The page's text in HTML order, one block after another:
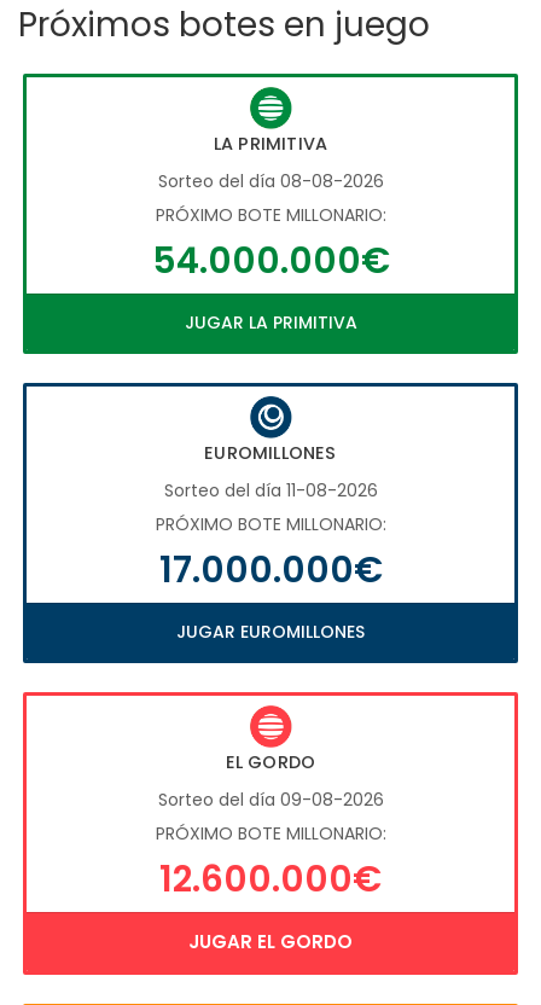
Próximos botes en juego
LA PRIMITIVA
Sorteo del día 08-08-2026
PRÓXIMO BOTE MILLONARIO:
54.000.000€
JUGAR LA PRIMITIVA
EUROMILLONES
Sorteo del día 11-08-2026
PRÓXIMO BOTE MILLONARIO:
17.000.000€
JUGAR EUROMILLONES
EL GORDO
Sorteo del día 09-08-2026
PRÓXIMO BOTE MILLONARIO:
12.600.000€
JUGAR EL GORDO